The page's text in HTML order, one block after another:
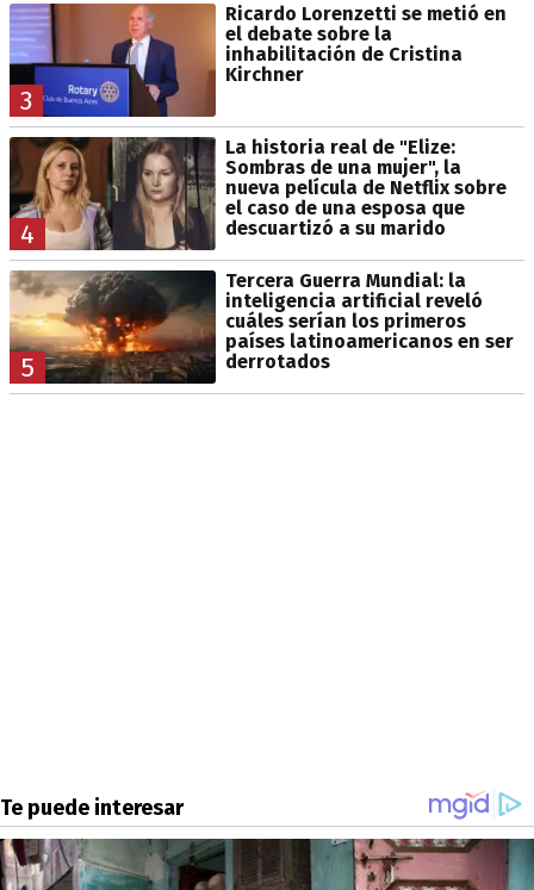
3
Ricardo Lorenzetti se metió en
el debate sobre la
inhabilitación de Cristina
Kirchner
4
La historia real de "Elize:
Sombras de una mujer", la
nueva película de Netflix sobre
el caso de una esposa que
descuartizó a su marido
5
Tercera Guerra Mundial: la
inteligencia artificial reveló
cuáles serían los primeros
países latinoamericanos en ser
derrotados